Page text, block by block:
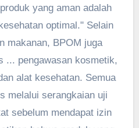
yang aman adalah
optimal." Selain
makanan, BPOM juga
... pengawasan kosmetik,
alat kesehatan. Semua
melalui serangkaian uji
sebelum mendapat izin